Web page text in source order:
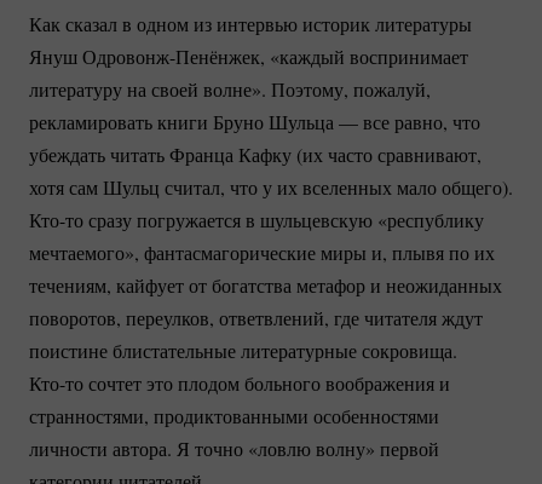
Как сказал в одном из интервью историк литературы
ЯнушОдровонж-Пенёнжек, «каждый воспринимает
литературу на своей волне». Поэтому, пожалуй,
рекламировать книги Бруно Шульца — все равно, что
убеждать читать Франца Кафку (их часто сравнивают,
хотя сам Шульц считал, что у их вселенных мало общего).
Кто-тосразу погружается в шульцевскую «республику
мечтаемого», фантасмагорические миры и, плывя по их
течениям, кайфует от богатства метафор и неожиданных
поворотов, переулков, ответвлений, где читателя ждут
поистине блистательные литературные сокровища.
Кто-тосочтет это плодом больного воображения и
странностями, продиктованными особенностями
личности автора. Я точно «ловлю волну» первой